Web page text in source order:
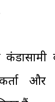
कंडासामी